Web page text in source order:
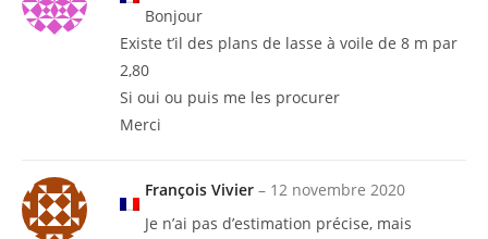
Bonjour
Existe t’il des plans de lasse à voile de 8 m par
2,80
Si oui ou puis me les procurer
Merci
François Vivier – 12 novembre 2020
Je n’ai pas d’estimation précise, mais